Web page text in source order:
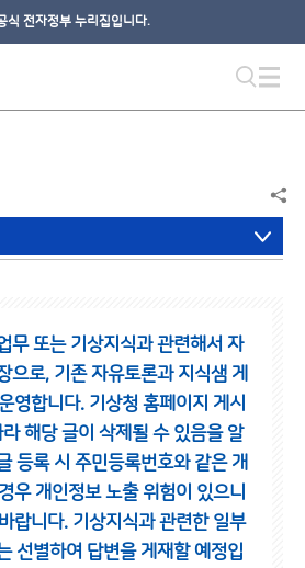
식 전자정부 누리집입니다.
무 또는 기상지식과 관련해서 자
으로, 기존 자유토론과 지식샘 게
영합니다. 기상청 홈페이지 게시
해당 글이 삭제될 수 있음을 알
등록 시 주민등록번호와 같은 개
우 개인정보 노출 위험이 있으니
랍니다. 기상지식과 관련한 일부
선별하여 답변을 게재할 예정입